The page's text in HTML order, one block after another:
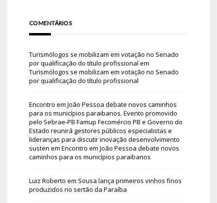
COMENTÁRIOS
Turismólogos se mobilizam em votação no Senado
por qualificação do título profissional em
Turismólogos se mobilizam em votação no Senado
por qualificação do título profissional
Encontro em João Pessoa debate novos caminhos
para os municípios paraibanos. Evento promovido
pelo Sebrae-PB Famup Fecomércio PB e Governo do
Estado reunirá gestores públicos especialistas e
lideranças para discutir inovação desenvolvimento
susten em Encontro em João Pessoa debate novos
caminhos para os municípios paraibanos
Luiz Roberto em Sousa lança primeiros vinhos finos
produzidos no sertão da Paraíba